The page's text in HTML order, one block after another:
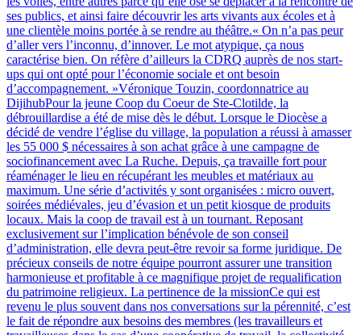
ses publics, et ainsi faire découvrir les arts vivants aux écoles et à
une clientèle moins portée à se rendre au théâtre.« On n’a pas peur
d’aller vers l’inconnu, d’innover. Le mot atypique, ça nous
caractérise bien. On réfère d’ailleurs la CDRQ auprès de nos start-
ups qui ont opté pour l’économie sociale et ont besoin
d’accompagnement. »Véronique Touzin, coordonnatrice au
DijihubPour la jeune Coop du Coeur de Ste-Clotilde, la
débrouillardise a été de mise dès le début. Lorsque le Diocèse a
décidé de vendre l’église du village, la population a réussi à amasser
les 55 000 $ nécessaires à son achat grâce à une campagne de
sociofinancement avec La Ruche. Depuis, ça travaille fort pour
réaménager le lieu en récupérant les meubles et matériaux au
maximum. Une série d’activités y sont organisées : micro ouvert,
soirées médiévales, jeu d’évasion et un petit kiosque de produits
locaux. Mais la coop de travail est à un tournant. Reposant
exclusivement sur l’implication bénévole de son conseil
d’administration, elle devra peut-être revoir sa forme juridique. De
précieux conseils de notre équipe pourront assurer une transition
harmonieuse et profitable à ce magnifique projet de requalification
du patrimoine religieux. La pertinence de la missionCe qui est
revenu le plus souvent dans nos conversations sur la pérennité, c’est
le fait de répondre aux besoins des membres (les travailleurs et